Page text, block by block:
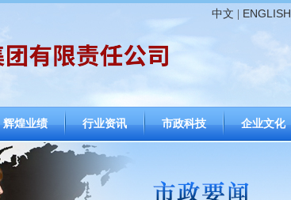
中文 ENGLISH
辉煌业绩 行业资讯 市政科技 企业文化